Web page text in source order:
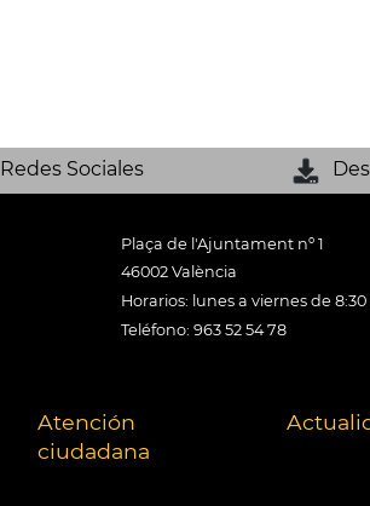
Redes Sociales
Plaça de l'Ajuntament nº 1
46002 València
Horarios: lunes a viernes de 8:30
Teléfono: 963 52 54 78
Atención
ciudadana